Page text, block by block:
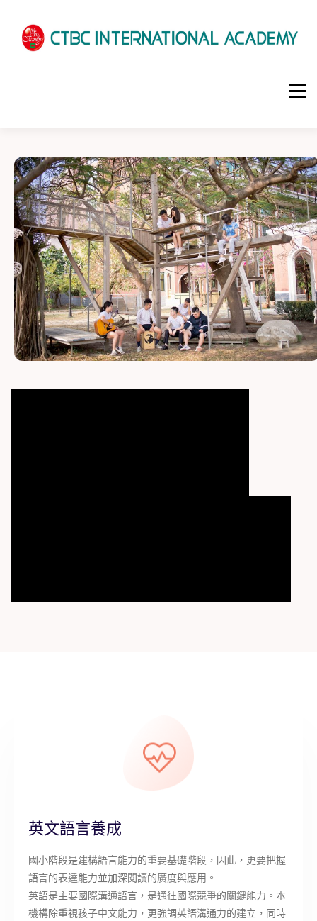
選單
ACADEMICS SCHOOL LIFE NEWS
PATHWAYS LOCATION ENROLLMENT INFO
SCHEDULE CONTACT US INTERVIEW
英文語言養成
國小階段是建構語言能力的重要基礎階段，因此，更要把握
語言的表達能力並加深閱讀的廣度與應用。
英語是主要國際溝通語言，是通往國際競爭的關鍵能力。本
機構除重視孩子中文能力，更強調英語溝通力的建立，同時